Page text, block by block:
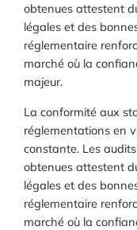
obtenues attestent
légales et des
réglementaire
marché où la
majeur.
La conformité aux
réglementations en
constante. Les
obtenues attestent
légales et des
réglementaire
marché où la